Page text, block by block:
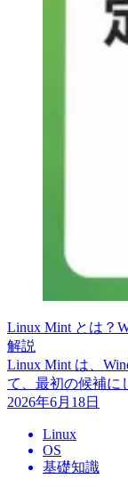
Linux Mint とは？
解説
Linux Mint は、
て、最初の候補に
2026年6月18日
Linux
OS
基礎知識